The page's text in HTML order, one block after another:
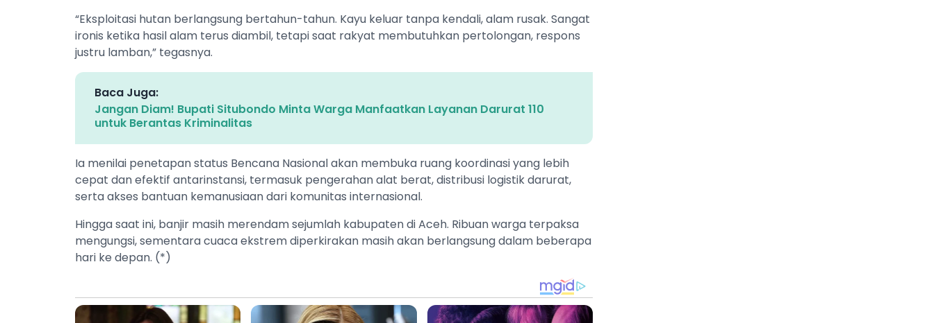
“Eksploitasi hutan berlangsung bertahun-tahun. Kayu keluar tanpa kendali, alam rusak. Sangat
ironis ketika hasil alam terus diambil, tetapi saat rakyat membutuhkan pertolongan, respons
justru lamban,” tegasnya.
Baca Juga:
Jangan Diam! Bupati Situbondo Minta Warga Manfaatkan Layanan Darurat 110
untuk Berantas Kriminalitas
Ia menilai penetapan status Bencana Nasional akan membuka ruang koordinasi yang lebih
cepat dan efektif antarinstansi, termasuk pengerahan alat berat, distribusi logistik darurat,
serta akses bantuan kemanusiaan dari komunitas internasional.
Hingga saat ini, banjir masih merendam sejumlah kabupaten di Aceh. Ribuan warga terpaksa
mengungsi, sementara cuaca ekstrem diperkirakan masih akan berlangsung dalam beberapa
hari ke depan. (*)